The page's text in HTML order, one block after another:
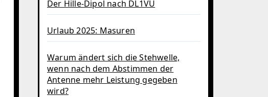
Der Hille-Dipol nach DL1VU
Urlaub 2025: Masuren
Warum ändert sich die Stehwelle,
wenn nach dem Abstimmen der
Antenne mehr Leistung gegeben
wird?